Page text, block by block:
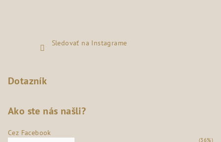
Sledovať na Instagrame
Dotazník
Ako ste nás našli?
Cez Facebook
(36%)